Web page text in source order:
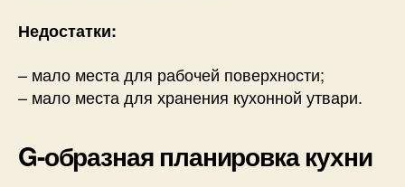
Недостатки:
– мало места для рабочей поверхности;
– мало места для хранения кухонной утвари.
G-образная планировка кухни